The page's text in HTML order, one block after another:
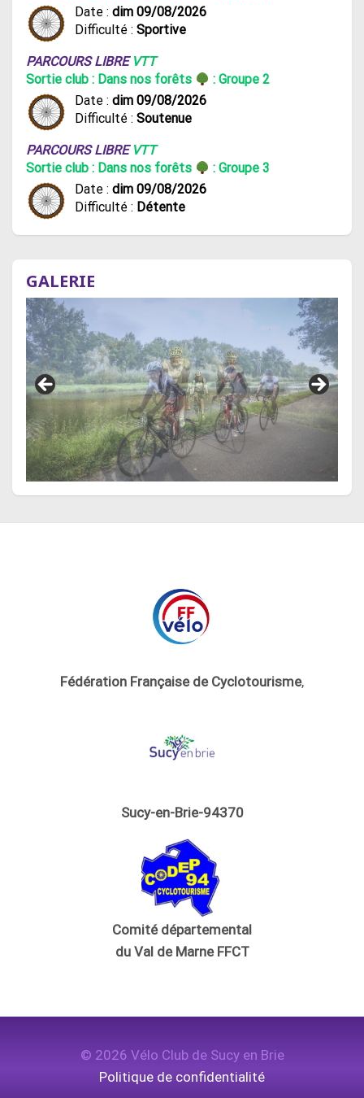
Date : dim 09/08/2026
Difficulté : Sportive
PARCOURS LIBRE VTT
Sortie club : Dans nos forêts
: Groupe 2
Date : dim 09/08/2026
Difficulté : Soutenue
PARCOURS LIBRE VTT
Sortie club : Dans nos forêts
: Groupe 3
Date : dim 09/08/2026
Difficulté : Détente
GALERIE
Fédération Française de Cyclotourisme,
Sucy-en-Brie-94370
Comité départemental
du Val de Marne FFCT
© 2026 Vélo Club de Sucy en Brie
Politique de confidentialité